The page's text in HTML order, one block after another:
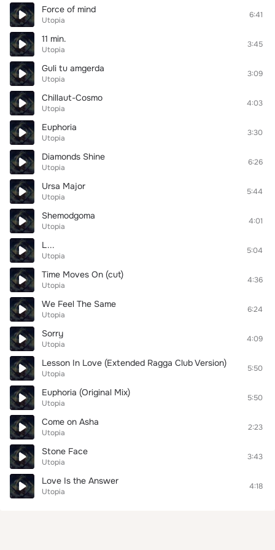
Force of mind
Utopia
6:41
11 min.
Utopia
3:45
Guli tu amgerda
Utopia
3:09
Chillaut-Cosmo
Utopia
4:03
Euphoria
Utopia
3:30
Diamonds Shine
Utopia
6:26
Ursa Major
Utopia
5:44
Shemodgoma
Utopia
4:01
L...
Utopia
5:04
Time Moves On (cut)
Utopia
4:36
We Feel The Same
Utopia
6:24
Sorry
Utopia
4:09
Lesson In Love (Extended Ragga Club Version)
Utopia
5:50
Euphoria (Original Mix)
Utopia
5:50
Come on Asha
Utopia
2:23
Stone Face
Utopia
3:43
Love Is the Answer
Utopia
4:18